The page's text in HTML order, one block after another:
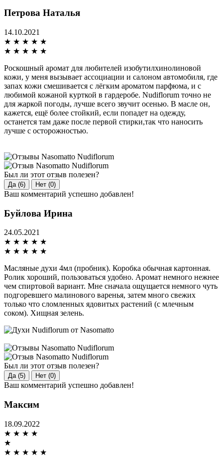
Петрова Наталья
14.10.2021
★ ★ ★ ★ ★
★ ★ ★ ★ ★
Роскошный аромат для любителей изобутилхинолиновой
кожи, у меня вызывает ассоциации и салоном автомобиля, где
запах кожи смешивается с лёгким ароматом парфюма, и с
любимой кожаной курткой в гардеробе. Nudiflorum точно не
для жаркой погоды, лучше всего звучит осенью. В масле он,
кажется, ещё более стойкий, если попадет на одежду,
останется там даже после первой стирки,так что наносить
лучше с осторожностью.
Был ли этот отзыв полезен?
Да (6) Нет (0)
Ваш комментарий успешно добавлен!
Буйлова Ирина
24.05.2021
★ ★ ★ ★ ★
★ ★ ★ ★ ★
Масляные духи 4мл (пробник). Коробка обычная картонная.
Ролик хороший, пользоваться удобно. Аромат немного нежнее
чем спиртовой вариант. Мне сначала ощущается немного чуть
подгоревшего малинового варенья, затем много свежих
только что сломленных ядовитых растений (с млечным
соком). Хищная зелень.
Был ли этот отзыв полезен?
Да (5) Нет (0)
Ваш комментарий успешно добавлен!
Максим
18.09.2022
★ ★ ★ ★
★
★ ★ ★ ★ ★